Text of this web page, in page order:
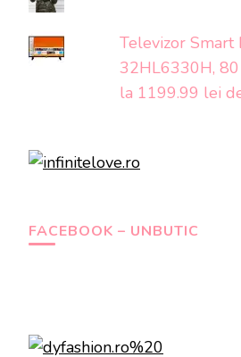
Televizor Smart
32HL6330H, 80
la 1199.99 lei
FACEBOOK – UNBUTIC